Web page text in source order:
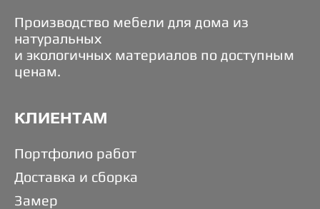
Производство мебели для дома из
натуральных
и экологичных материалов по доступным
ценам.
КЛИЕНТАМ
Портфолио работ
Доставка и сборка
Замер